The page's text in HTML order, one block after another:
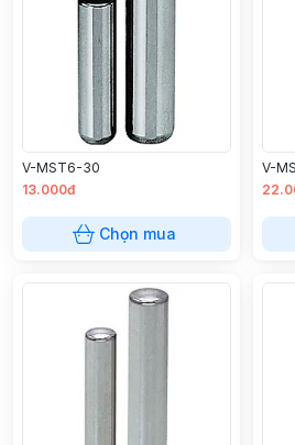
V-MST6-30
13.000đ
Chọn mua
V-